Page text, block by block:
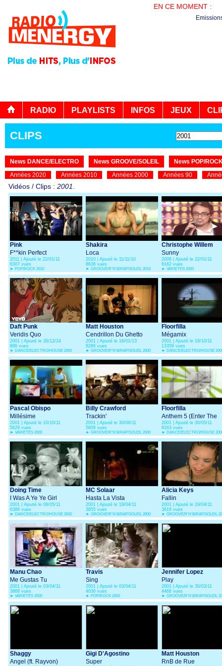
EN CE MOMENT :
RADIO PLAYLISTS INFOS JEUX
CLIPS
News DANCE/ELECTRO News GROOVE/SOLEIL
News POP/
Années 2020
Années 2010 Années 2000 Années 90
Vidéos / Clips : 2001
Pink
F**kin Perfect
2011 | Ajouté le 22/01/11
6307 vues
► POP/ROCK 2010
Shakira
Loca
2010 | Ajouté le 11/11/10
8638 vues
► GROOVE/R'N'B/RAP/SOLEIL 2010
Christophe Willem
Sunny
2006 | Ajouté le 22/01/11
6162 vues
► VARIETES 2000
Daft Punk
Veridis Quo
2001 | Ajouté le 26/12/24
886 vues
► DANCE/ELECTRO/HOUSE 2000
Matt Houston
Cendrillon Du Ghetto
2001 | Ajouté le 16/01/13
8286 vues
► GROOVE/R'N'B/RAP/SOLEIL 2000
Floorfilla
Mégamix
2001 | Ajouté le 18/10/11
13359 vues
► DANCE/ELECTRO/HOUSE
Pascal Obispo
Millésime
2001 | Ajouté le 10/10/11
5629 vues
► VARIETES 2000
Billy Crawford
Trackin'
2001 | Ajouté le 30/06/11
5609 vues
► GROOVE/R'N'B/RAP/SOLEIL 2000
Floorfilla
Anthem 5 (Enter The
Arena)
2001 | Ajouté le 30/05/11
8163 vues
► DANCE/ELECTRO/HOUSE
Doing Time
I Was A Ye Ye Girl
2001 | Ajouté le 08/05/11
6386 vues
► DANCE/ELECTRO/HOUSE 2000
MC Solaar
Hasta La Vista
2001 | Ajouté le 19/04/11
3855 vues
► GROOVE/R'N'B/RAP/SOLEIL 2000
Alicia Keys
Fallin
2001 | Ajouté le 19/04/11
3619 vues
► GROOVE/R'N'B/RAP/SOLEIL
Manu Chao
Me Gustas Tu
2001 | Ajouté le 03/04/11
3868 vues
► VARIETES 2000
Travis
Sing
2001 | Ajouté le 03/04/11
4030 vues
► POP/ROCK 2000
Jennifer Lopez
Play
2001 | Ajouté le 30/03/11
4468 vues
► GROOVE/R'N'B/RAP/SOLEIL
Shaggy
Angel (ft. Rayvon)
Gigi D'Agostino
Super
Matt Houston
RnB de Rue